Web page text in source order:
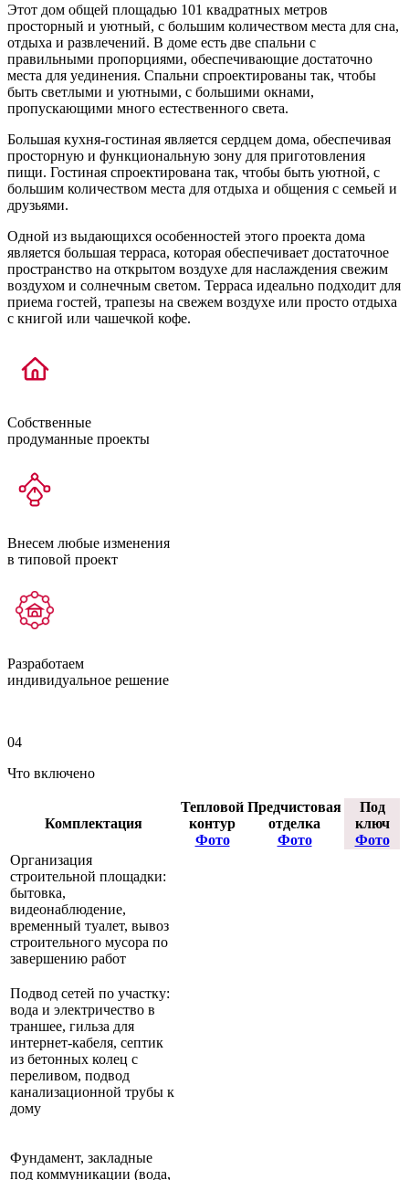
Этот дом общей площадью 101 квадратных метров
просторный и уютный, с большим количеством места для сна,
отдыха и развлечений. В доме есть две спальни с
правильными пропорциями, обеспечивающие достаточно
места для уединения. Спальни спроектированы так, чтобы
быть светлыми и уютными, с большими окнами,
пропускающими много естественного света.
Большая кухня-гостиная является сердцем дома, обеспечивая
просторную и функциональную зону для приготовления
пищи. Гостиная спроектирована так, чтобы быть уютной, с
большим количеством места для отдыха и общения с семьей и
друзьями.
Одной из выдающихся особенностей этого проекта дома
является большая терраса, которая обеспечивает достаточное
пространство на открытом воздухе для наслаждения свежим
воздухом и солнечным светом. Терраса идеально подходит для
приема гостей, трапезы на свежем воздухе или просто отдыха
с книгой или чашечкой кофе.
Собственные
продуманные проекты
Внесем любые изменения
в типовой проект
Разработаем
индивидуальное решение
04
Что включено
Комплектация
Тепловой
контур
Фото
Предчистовая
отделка
Фото
Под
ключ
Фото
Организация
строительной площадки:
бытовка,
видеонаблюдение,
временный туалет, вывоз
строительного мусора по
завершению работ
Подвод сетей по участку:
вода и электричество в
траншее, гильза для
интернет-кабеля, септик
из бетонных колец с
переливом, подвод
канализационной трубы к
дому
Фундамент, закладные
под коммуникации (вода,